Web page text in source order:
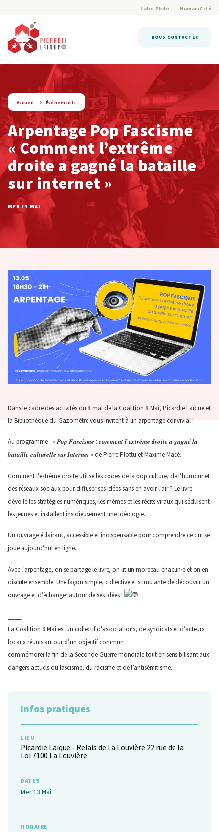
Labo Philo HumaniCité
NOUS CONTACTER
string(9) « evenement »
Accueil Événements
Arpentage Pop Fascisme
« Comment l’extrême
droite a gagné la bataille
sur internet »
MER 13 MAI
Dans le cadre des activités du 8 mai de la Coalition 8 Mai, Picardie Laïque et
la Bibliothèque du Gazomètre vous invitent à un arpentage convivial !
Au programme : « 𝑷𝒐𝒑 𝑭𝒂𝒔𝒄𝒊𝒔𝒎𝒆 : 𝒄𝒐𝒎𝒎𝒆𝒏𝒕 𝒍’𝒆𝒙𝒕𝒓𝒆̂𝒎𝒆 𝒅𝒓𝒐𝒊𝒕𝒆 𝒂 𝒈𝒂𝒈𝒏𝒆́ 𝒍𝒂
𝒃𝒂𝒕𝒂𝒊𝒍𝒍𝒆 𝒄𝒖𝒍𝒕𝒖𝒓𝒆𝒍𝒍𝒆 𝒔𝒖𝒓 𝑰𝒏𝒕𝒆𝒓𝒏𝒆𝒕 » de Pierre Plottu et Maxime Macé.
Comment l’extrême droite utilise les codes de la pop culture, de l’humour et
des réseaux sociaux pour diffuser ses idées sans en avoir l’air ? Le livre
dévoile les stratégies numériques, les mèmes et les récits viraux qui séduisent
les jeunes et installent insidieusement une idéologie.
Un ouvrage éclairant, accessible et indispensable pour comprendre ce qui se
joue aujourd’hui en ligne.
Avec l’arpentage, on se partage le livre, on lit un morceau chacun·e et on en
discute ensemble. Une façon simple, collective et stimulante de découvrir un
ouvrage et d’échanger autour de ses idées !
La Coalition 8 Mai est un collectif d’associations, de syndicats et d’acteurs
locaux réunis autour d’un objectif commun :
commémorer la fin de la Seconde Guerre mondiale tout en sensibilisant aux
dangers actuels du fascisme, du racisme et de l’antisémitisme.
Infos pratiques
LIEU
Picardie Laïque - Relais de La Louvière 22 rue de la
Loi 7100 La Louvière
DATES
Mer 13 Mai
HORAIRE